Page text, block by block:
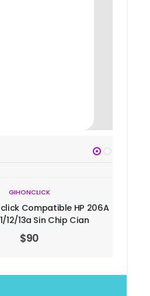
GIHONCLICK
Compatible HP
3.1k Negro
$60